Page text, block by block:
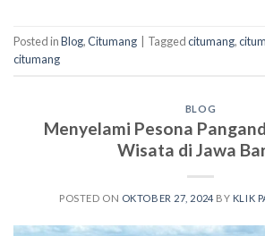
Posted inBlog,Citumang Taggedcitumang,
citumang
BLOG
Menyelami Pesona
Wisata di Jawa
POSTED ON OKTOBER 27, 2024 BY KLIK